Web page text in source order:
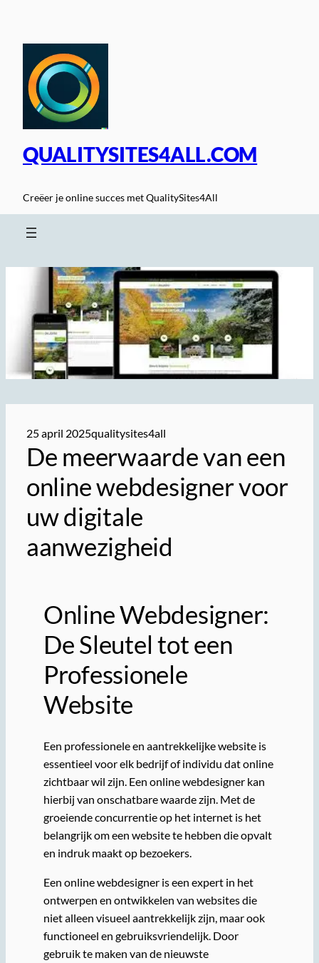
inhoud
QUALITYSITES4ALL.COM
Creëer je online succes met QualitySites4All
25 april 2025qualitysites4all
De meerwaarde van een
online webdesigner voor
uw digitale
aanwezigheid
Online Webdesigner:
De Sleutel tot een
Professionele
Website
Een professionele en aantrekkelijke website is
essentieel voor elk bedrijf of individu dat online
zichtbaar wil zijn. Een online webdesigner kan
hierbij van onschatbare waarde zijn. Met de
groeiende concurrentie op het internet is het
belangrijk om een website te hebben die opvalt
en indruk maakt op bezoekers.
Een online webdesigner is een expert in het
ontwerpen en ontwikkelen van websites die
niet alleen visueel aantrekkelijk zijn, maar ook
functioneel en gebruiksvriendelijk. Door
gebruik te maken van de nieuwste